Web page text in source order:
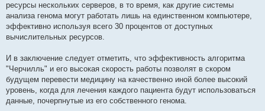
ресурсы нескольких серверов, в то время, как другие системы
анализа генома могут работать лишь на единственном компьютере,
эффективно используя всего 30 процентов от доступных
вычислительных ресурсов.
И в заключение следует отметить, что эффективность алгоритма
"Черчилль" и его высокая скорость работы позволят в скором
будущем перевести медицину на качественно иной более высокий
уровень, когда для лечения каждого пациента будут использоваться
данные, почерпнутые из его собственного генома.